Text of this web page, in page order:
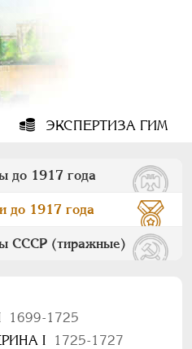
ЭКСПЕРТИЗА ГИМ
до 1917 года
до 1917 года
СССР (тиражные)
1699-1725
I
1725-1727